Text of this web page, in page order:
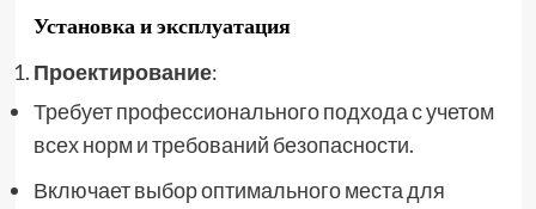
Установка и эксплуатация
Проектирование:
Требует профессионального подхода с учетом
всех норм и требований безопасности.
Включает выбор оптимального места для